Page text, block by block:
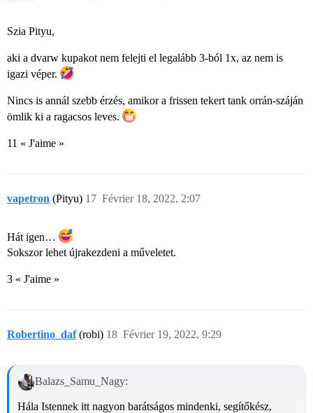
Szia Pityu,
aki a dvarw kupakot nem felejti el legalább 3-ból 1x, az nem is
igazi véper.
Nincs is annál szebb érzés, amikor a frissen tekert tank orrán-száján
ömlik ki a ragacsos leves.
11 « J'aime »
vapetron (Pityu) Février 18, 2022, 2:07
17
Hát igen…
Sokszor lehet újrakezdeni a műveletet.
3 « J'aime »
Robertino_daf (robi) Février 19, 2022, 9:29
18
Balazs_Samu_Nagy:
Hála Istennek itt nagyon barátságos mindenki, segítőkész,